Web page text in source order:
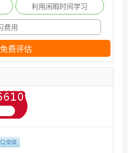
利用闲暇时间学习
免费评估